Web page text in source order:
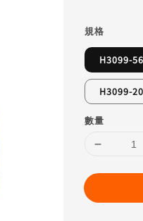
規格
H3099-
H3099-
數量